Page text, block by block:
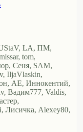
LA, ПМ,
tom,
Сеня, SAM,
IljaVlaskin,
АЕ, Иннокентий,
Вадим777, Valdis,
Лисичка, Alexey80,